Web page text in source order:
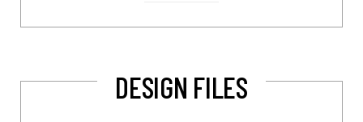
DESIGN FILES